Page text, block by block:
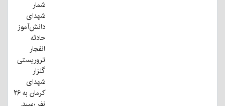
شمار
شهدای
دانش‌آموز
حادثه
انفجار
تروریستی
گلزار
شهدای
کرمان به ۲۶